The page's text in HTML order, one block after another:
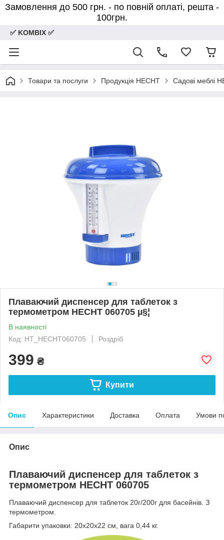
Замовлення до 500 грн. - по повній оплаті, решта -
100грн.
✅ KOMBIX ✅
Товари та послуги Продукція HECHT Садові меблі
Плаваючий диспенсер для таблеток з
термометром HECHT 060705 µ§¦
В наявності
Код: HT_HECHT060705
Роздріб
399 ₴
Купити
Опис Характеристики Доставка Оплата Умови
Опис
Плаваючий диспенсер для таблеток з
термометром HECHT 060705
Плаваючий диспенсер для таблеток 20г/200г для басейнів. З
термометром.
Габарити упаковки: 20х20х22 см, вага 0,44 кг.